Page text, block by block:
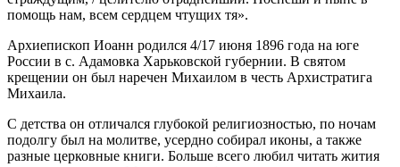
помощь нам, всем сердцем чтущих тя».
Архиепископ Иоанн родился 4/17 июня 1896 года на юге
России в с. Адамовка Харьковской губернии. В святом
крещении он был наречен Михаилом в честь Архистратига
Михаила.
С детства он отличался глубокой религиозностью, по ночам
подолгу был на молитве, усердно собирал иконы, а также
разные церковные книги. Больше всего любил читать жития